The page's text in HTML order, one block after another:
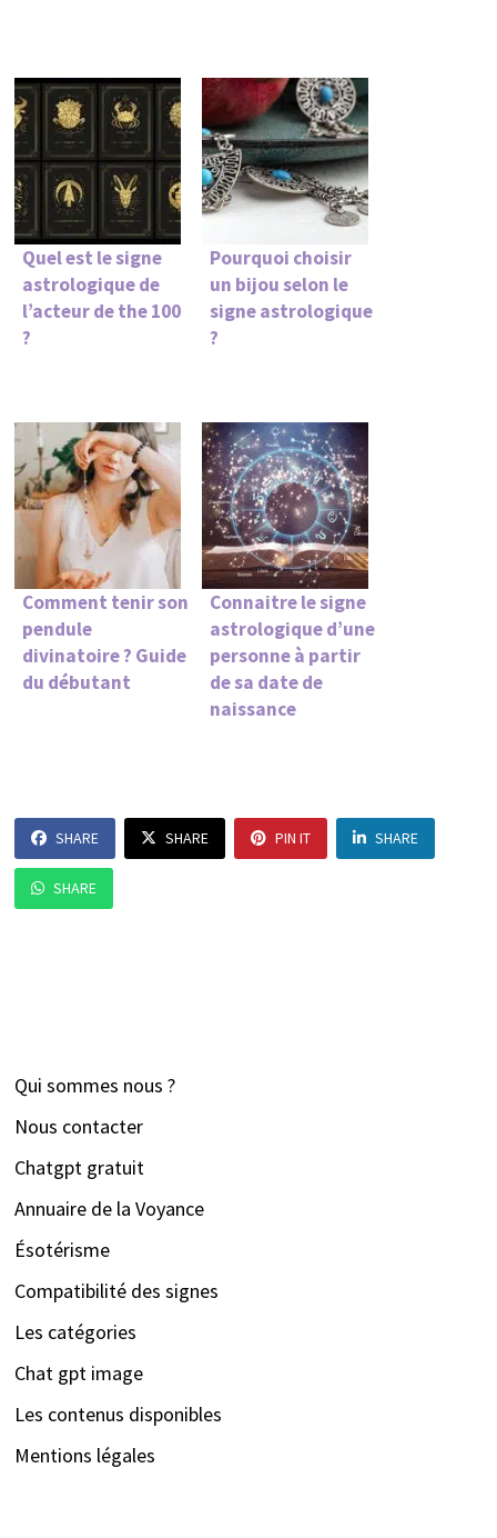
Quel est le signe
astrologique de
l’acteur de the 100
?
Pourquoi choisir
un bijou selon le
signe astrologique
?
Comment tenir son
pendule
divinatoire ? Guide
du débutant
Connaitre le signe
astrologique d’une
personne à partir
de sa date de
naissance
SHARE SHARE PIN IT SHARE
SHARE
Qui sommes nous ?
Nous contacter
Chatgpt gratuit
Annuaire de la Voyance
Ésotérisme
Compatibilité des signes
Les catégories
Chat gpt image
Les contenus disponibles
Mentions légales